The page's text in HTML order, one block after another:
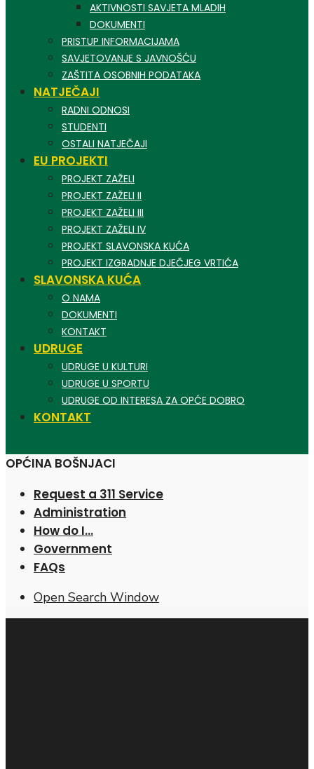
AKTIVNOSTI SAVJETA MLADIH
DOKUMENTI
PRISTUP INFORMACIJAMA
SAVJETOVANJE S JAVNOŠĆU
ZAŠTITA OSOBNIH PODATAKA
NATJEČAJI
RADNI ODNOSI
STUDENTI
OSTALI NATJEČAJI
EU PROJEKTI
PROJEKT ZAŽELI
PROJEKT ZAŽELI II
PROJEKT ZAŽELI III
PROJEKT ZAŽELI IV
PROJEKT SLAVONSKA KUĆA
PROJEKT IZGRADNJE DJEČJEG VRTIĆA
SLAVONSKA KUĆA
O NAMA
DOKUMENTI
KONTAKT
UDRUGE
UDRUGE U KULTURI
UDRUGE U SPORTU
UDRUGE OD INTERESA ZA OPĆE DOBRO
KONTAKT
OPĆINA BOŠNJACI
Request a 311 Service
Administration
How do I…
Government
FAQs
Open Search Window